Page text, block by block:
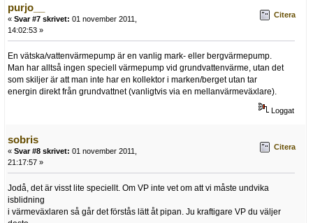
purjo__
« Svar #7 skrivet: 01 november 2011,
14:02:53 »
Citera
En vätska/vattenvärmepump är en vanlig mark- eller bergvärmepump.
Man har alltså ingen speciell värmepump vid grundvattenvärme, utan det
som skiljer är att man inte har en kollektor i marken/berget utan tar
energin direkt från grundvattnet (vanligtvis via en mellanvärmeväxlare).
Loggat
sobris
« Svar #8 skrivet: 01 november 2011,
21:17:57 »
Citera
Jodå, det är visst lite speciellt. Om VP inte vet om att vi måste undvika
isblidning
i värmeväxlaren så går det förstås lätt åt pipan. Ju kraftigare VP du väljer